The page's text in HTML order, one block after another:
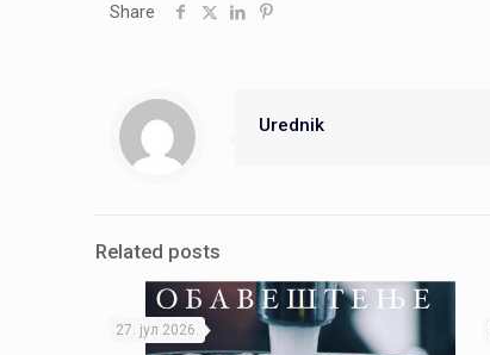
Share
Urednik
Related posts
27. јул 2026.